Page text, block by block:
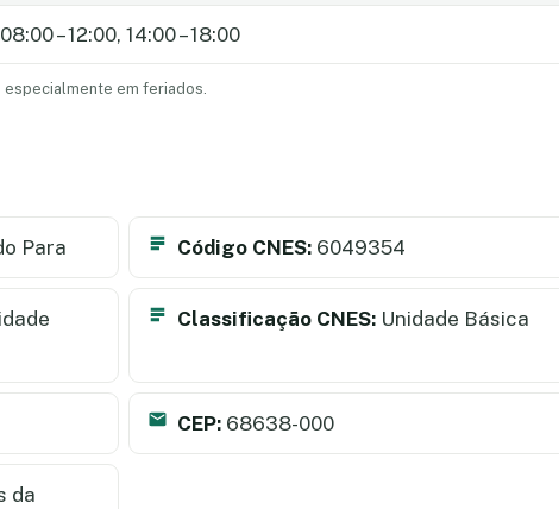
08:00 – 12:00, 14:00 – 18:00
em feriados.
Para Código CNES: 6049354
Classificação CNES: Unidade Básica
CEP: 68638-000
da